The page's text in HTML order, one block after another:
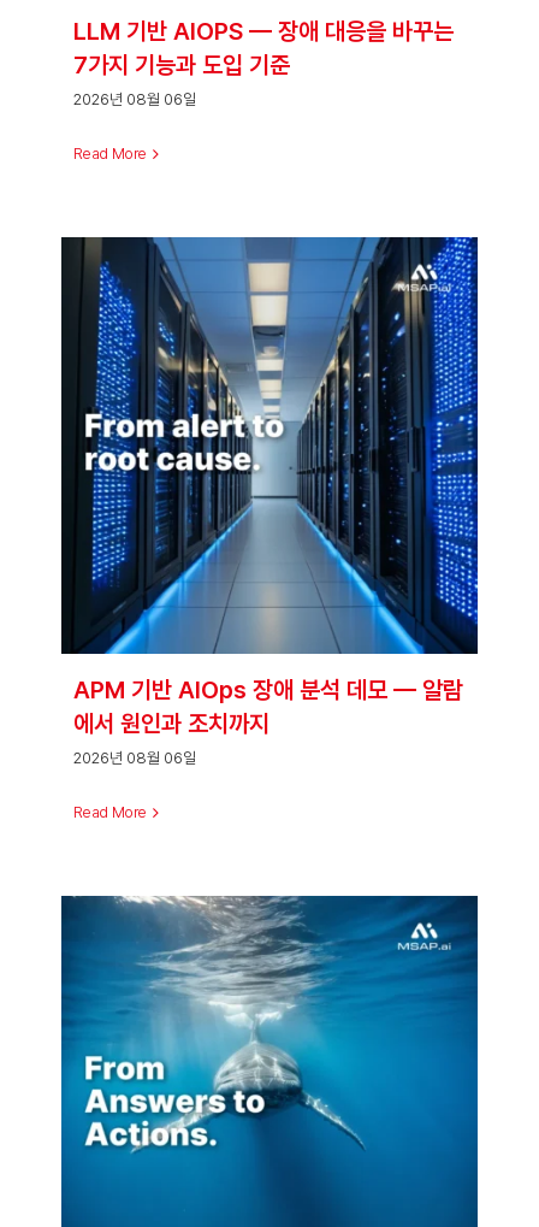
LLM 기반 AIOPS — 장애 대응을 바꾸는
7가지 기능과 도입 기준
2026년 08월 06일
Read More
APM 기반 AIOps 장애 분석 데모 — 알람
에서 원인과 조치까지
2026년 08월 06일
Read More